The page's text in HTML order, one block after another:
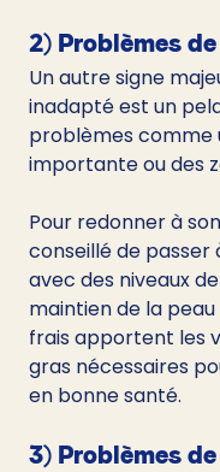
2) Problèmes
Un autre signe
inadapté est un
problèmes comme
importante ou des
Pour redonner à
conseillé de
avec des niveaux
maintien de la
frais apportent les
gras nécessaires
en bonne santé.
3) Problèmes